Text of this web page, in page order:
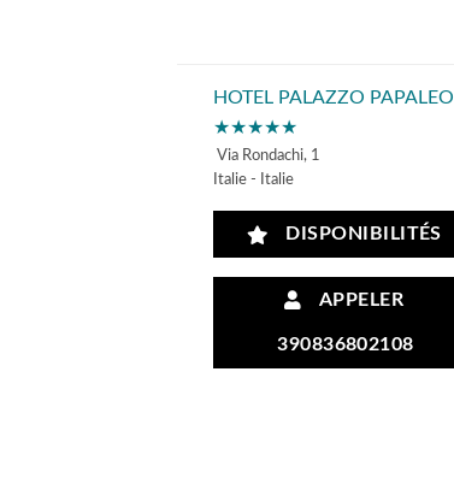
HOTEL PALAZZO PAPALEO
★★★★★
Via Rondachi, 1
Italie - Italie
DISPONIBILITÉS
APPELER
390836802108